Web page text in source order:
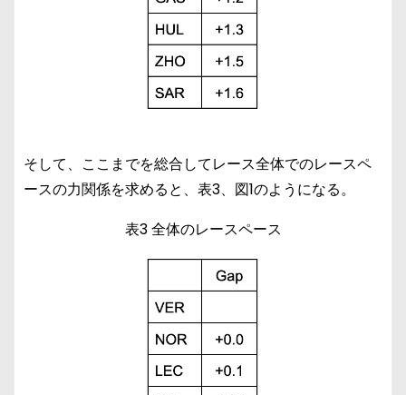
そして、ここまでを総合してレース全体でのレースペ
ースの力関係を求めると、表3、図1のようになる。
表3 全体のレースペース